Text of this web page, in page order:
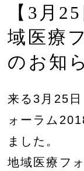
【3月
域医療
のお知
来る3月25
ォーラム
ました。
地域医療フ